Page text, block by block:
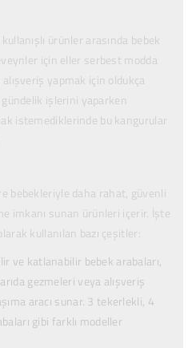
ürünler arasında bebek
için eller serbest modda
yapmak için oldukça
işlerini yaparken
istemediklerinde bu kangurular
bebekleriyle daha rahat, güvenli
imkanı sunan ürünleri içerir. İşte
kullanılan bazı çeşitler:
ve katlanabilir bebek arabaları,
gezmeleri veya alışveriş
aracı sunar. 3 tekerlekli, 4
gibi farklı modeller